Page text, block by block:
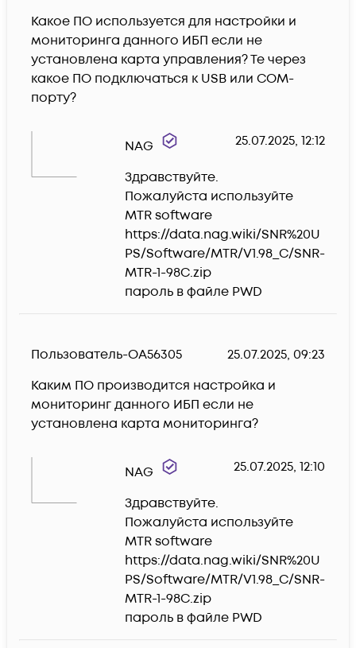
Какое ПО используется для настройки и
мониторинга данного ИБП если не
установлена карта управления? Те через
какое ПО подключаться к USB или COM-
порту?
NAG 25.07.2025, 12:12
Здравствуйте.
Пожалуйста используйте
MTR software
https://data.nag.wiki/SNR%20U
PS/Software/MTR/V1.98_C/SNR-
MTR-1-98C.zip
пароль в файле PWD
Пользователь-OA56305
25.07.2025, 09:23
Каким ПО производится настройка и
мониторинг данного ИБП если не
установлена карта мониторинга?
NAG 25.07.2025, 12:10
Здравствуйте.
Пожалуйста используйте
MTR software
https://data.nag.wiki/SNR%20U
PS/Software/MTR/V1.98_C/SNR-
MTR-1-98C.zip
пароль в файле PWD